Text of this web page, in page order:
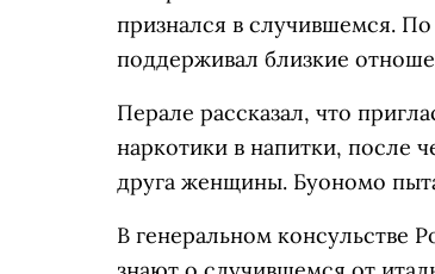
признался в случившемся.
поддерживал близкие
Перале рассказал, что
наркотики в напитки, после
друга женщины. Буономо
В генеральном консульстве